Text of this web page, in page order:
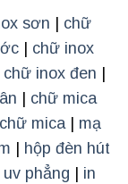
sơn
chữ
chữ inox
chữ inox đen
chữ mica
chữ mica| mạ
hộp đèn hút
uv phẳng
in